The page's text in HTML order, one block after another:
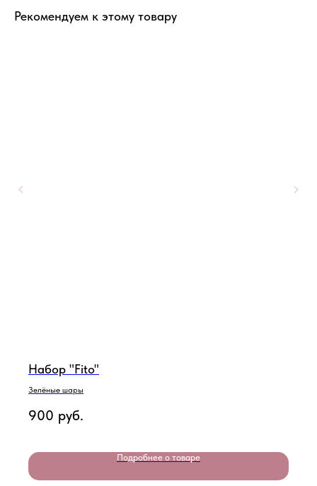
Рекомендуем к этому товару
Набор "Fito"
Зелёные шары
900 руб.
Подробнее о товаре